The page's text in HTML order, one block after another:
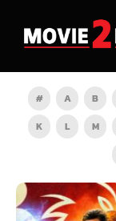
# A B
K
L M
HD